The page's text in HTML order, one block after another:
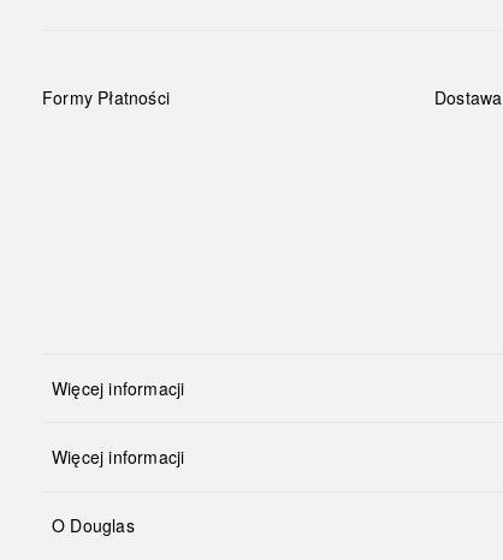
Formy Płatności Dostawa
Więcej informacji
Więcej informacji
O Douglas